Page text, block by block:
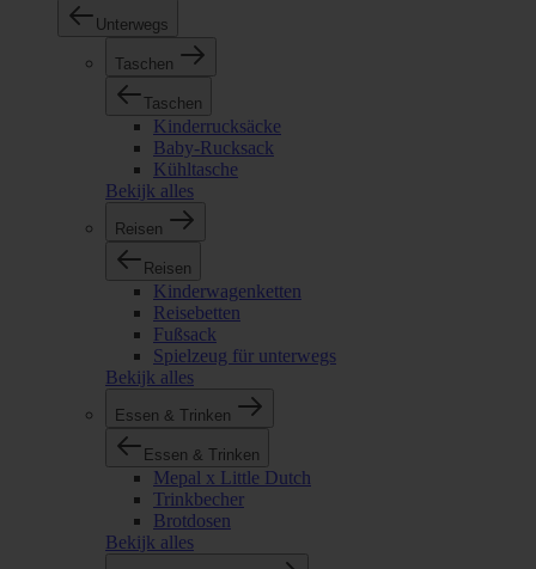
Unterwegs
Taschen
Taschen
Kinderrucksäcke
Baby-Rucksack
Kühltasche
Bekijk alles
Reisen
Reisen
Kinderwagenketten
Reisebetten
Fußsack
Spielzeug für unterwegs
Bekijk alles
Essen & Trinken
Essen & Trinken
Mepal x Little Dutch
Trinkbecher
Brotdosen
Bekijk alles